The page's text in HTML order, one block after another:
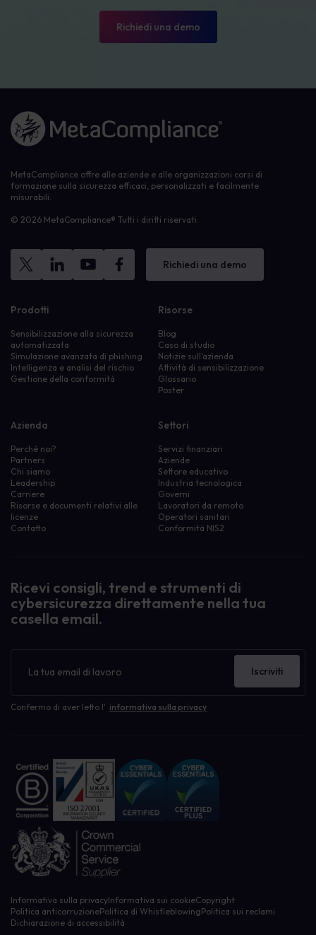
Richiedi una demo
Link alla homepage
MetaCompliance offre alle aziende e alle organizzazioni corsi di
formazione sulla sicurezza efficaci, personalizzati e facilmente
misurabili.
© 2026 MetaCompliance® Tutti i diritti riservati.
Richiedi una demo
Prodotti
Sensibilizzazione alla sicurezza
automatizzata
Simulazione avanzata di phishing
Intelligenza e analisi del rischio
Gestione della conformità
Risorse
Blog
Caso di studio
Notizie sull'azienda
Attività di sensibilizzazione
Glossario
Poster
Azienda
Perché noi?
Partners
Chi siamo
Leadership
Carriere
Risorse e documenti relativi alle
licenze
Contatto
Settori
Servizi finanziari
Aziende
Settore educativo
Industria tecnologica
Governi
Lavoratori da remoto
Operatori sanitari
Conformità NIS2
Ricevi consigli, trend e strumenti di
cybersicurezza direttamente nella tua
casella email.
Confermo di aver letto l' informativa sulla privacy
Iscriviti
Informativa sulla privacyInformativa sui cookieCopyright
Politica anticorruzionePolitica di WhistleblowingPolitica sui reclami
Dichiarazione di accessibilità